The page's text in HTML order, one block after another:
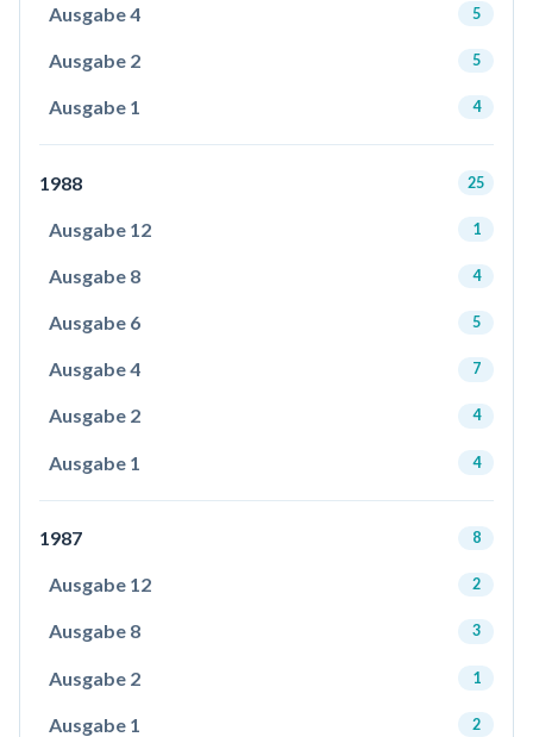
Ausgabe 4 5
Ausgabe 2 5
Ausgabe 1 4
1988 25
Ausgabe 12 1
Ausgabe 8 4
Ausgabe 6 5
Ausgabe 4 7
Ausgabe 2 4
Ausgabe 1 4
1987 8
Ausgabe 12 2
Ausgabe 8 3
Ausgabe 2 1
Ausgabe 1 2